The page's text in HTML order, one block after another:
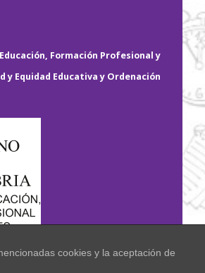
Formación Profesional y
y Equidad Educativa y Ordenación
cookies y la aceptación de